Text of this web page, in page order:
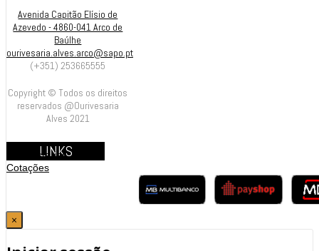
Avenida Capitão Elísio de
Azevedo - 4860-041 Arco de
Baúlhe
ourivesaria.alves.arco@sapo.pt
(+351) 253665555
Copyright © Todos os direitos
reservados @Ourivesaria
Alves 2021
LINKS
Contrastarias
Cotações
×